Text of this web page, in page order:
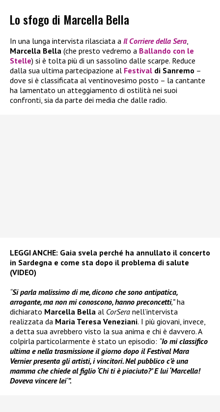
Lo sfogo di Marcella Bella
In una lunga intervista rilasciata a Il Corriere della Sera
Marcella Bella (che presto vedremo a Ballando con le
Stelle) si è tolta più di un sassolino dalle scarpe. Reduce
dalla sua ultima partecipazione al Festival di Sanremo –
dove si è classificata al ventinovesimo posto – la cantante
ha lamentato un atteggiamento di ostilità nei suoi
confronti, sia da parte dei media che dalle radio.
LEGGI ANCHE: Gaia svela perché ha annullato il concerto
in Sardegna e come sta dopo il problema di salute
(VIDEO)
“Si parla malissimo di me, dicono che sono antipatica,
arrogante, ma non mi conoscono, hanno preconcetti,”ha
dichiarato Marcella Bella al CorSera nell’intervista
realizzata da Maria Teresa Veneziani. I più giovani, invece,
a detta sua avrebbero visto la sua anima e chi è davvero. A
colpirla particolarmente è stato un episodio: “Io mi classifico
ultima e nella trasmissione il giorno dopo il Festival Mara
Vernier presenta gli artisti, i vincitori. Nel pubblico c’è una
mamma che chiede al figlio ‘Chi ti è piaciuto?’ E lui ‘Marcella!
Doveva vincere lei‘”.